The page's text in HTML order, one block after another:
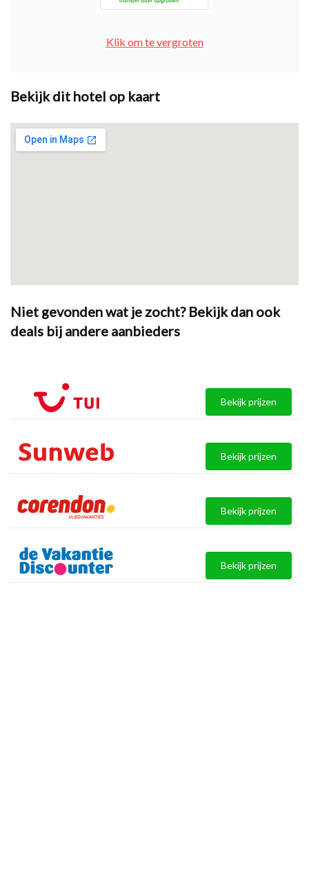
Klik om te vergroten
Bekijk dit hotel op kaart
Niet gevonden wat je zocht? Bekijk dan ook
deals bij andere aanbieders
Bekijk prijzen
Bekijk prijzen
Bekijk prijzen
Bekijk prijzen